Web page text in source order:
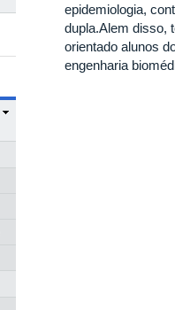
epidemiologia,
dupla.Alem disso,
orientado alunos
engenharia